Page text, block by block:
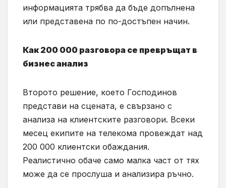
информацията трябва да бъде допълнена
или представена по по-достъпен начин.
Как 200 000 разговора се превръщат в
бизнес анализ
Второто решение, което Господинов
представи на сцената, е свързано с
анализа на клиентските разговори. Всеки
месец екипите на телекома провеждат над
200 000 клиентски обаждания.
Реалистично обаче само малка част от тях
може да се прослуша и анализира ръчно.